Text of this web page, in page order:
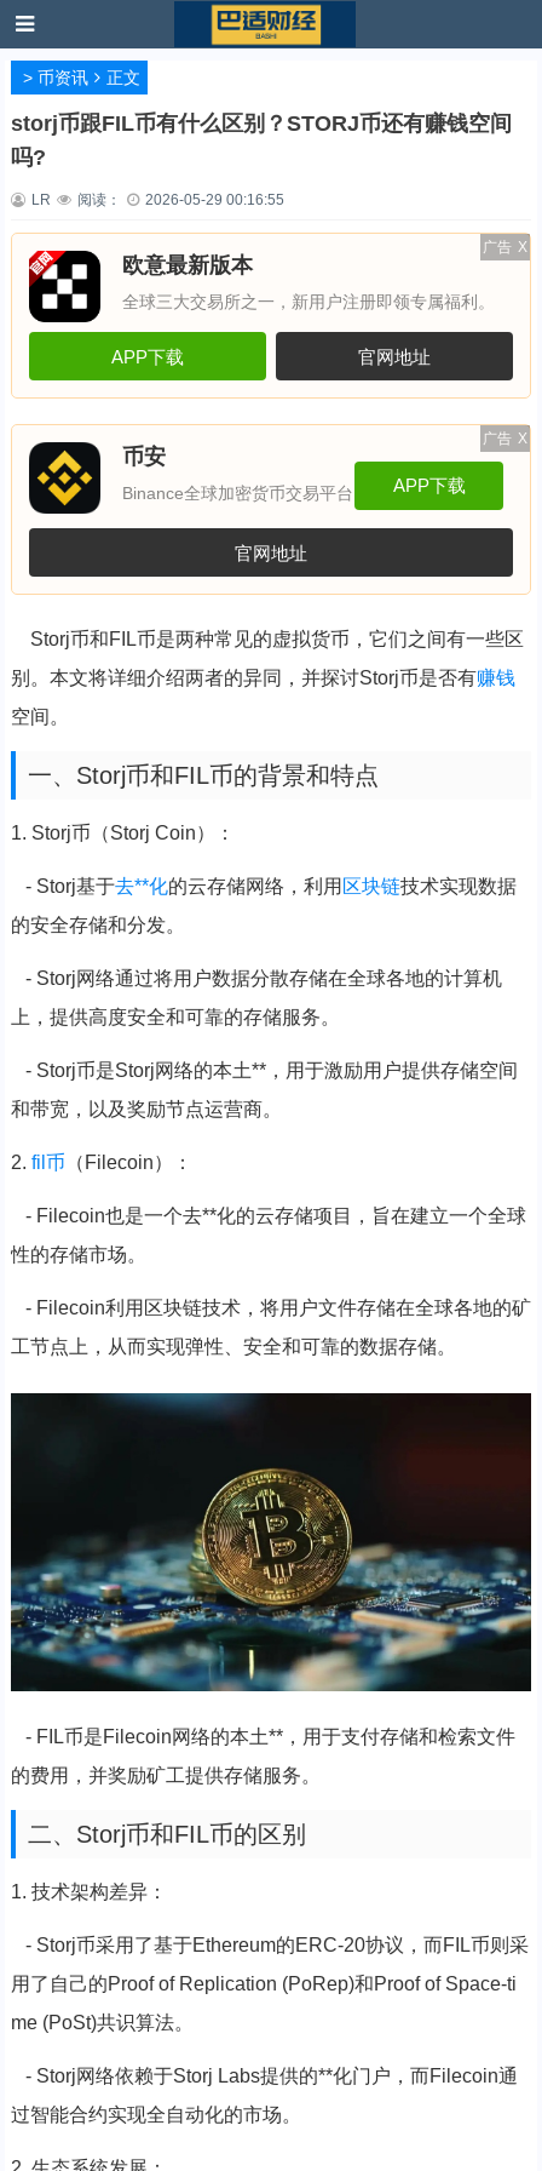
> 币资讯 正文
storj币跟FIL币有什么区别？STORJ币还有赚钱空间
吗?
LR 阅读： 2026-05-29 00:16:55
广告 X
欧意最新版本
全球三大交易所之一，新用户注册即领专属福利。
APP下载 官网地址
广告 X
币安
Binance全球加密货币交易平台 APP下载
官网地址
Storj币和FIL币是两种常见的虚拟货币，它们之间有一些区
别。本文将详细介绍两者的异同，并探讨Storj币是否有赚钱
空间。
一、Storj币和FIL币的背景和特点
1. Storj币（Storj Coin）：
- Storj基于去**化的云存储网络，利用 区块链技术实现数据
的安全存储和分发。
- Storj网络通过将用户数据分散存储在全球各地的计算机
上，提供高度安全和可靠的存储服务。
- Storj币是Storj网络的本土**，用于激励用户提供存储空间
和带宽，以及奖励节点运营商。
2. fil币 （Filecoin）：
- Filecoin也是一个去**化的云存储项目，旨在建立一个全球
性的存储市场。
- Filecoin利用区块链技术，将用户文件存储在全球各地的矿
工节点上，从而实现弹性、安全和可靠的数据存储。
- FIL币是Filecoin网络的本土**，用于支付存储和检索文件
的费用，并奖励矿工提供存储服务。
二、Storj币和FIL币的区别
1. 技术架构差异：
- Storj币采用了基于Ethereum的ERC-20协议，而FIL币则采
用了自己的Proof of Replication (PoRep)和Proof of Space-ti
me (PoSt)共识算法。
- Storj网络依赖于Storj Labs提供的**化门户，而Filecoin通
过智能合约实现全自动化的市场。